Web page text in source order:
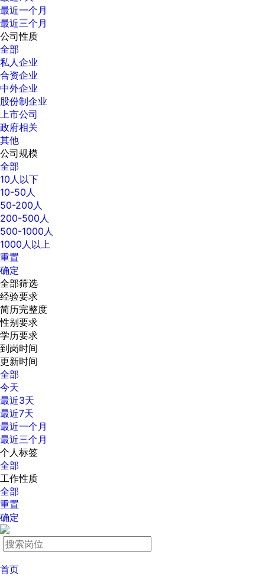
最近一个月
最近三个月
公司性质
全部
私人企业
合资企业
中外企业
股份制企业
上市公司
政府相关
其他
公司规模
全部
10人以下
10-50人
50-200人
200-500人
500-1000人
1000人以上
重置
确定
全部筛选
经验要求
简历完整度
性别要求
学历要求
到岗时间
更新时间
全部
今天
最近3天
最近7天
最近一个月
最近三个月
个人标签
全部
工作性质
全部
重置
确定
首页